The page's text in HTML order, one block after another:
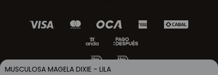
MUSCULOSA MAGELA DIXIE - LILA